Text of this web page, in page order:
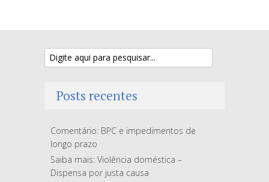
Posts recentes
Comentário: BPC e impedimentos de
longo prazo
Saiba mais: Violência doméstica –
Dispensa por justa causa